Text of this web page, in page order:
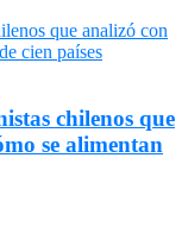
chilenos que
se alimentan